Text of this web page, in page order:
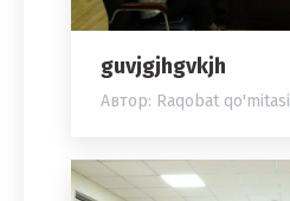
guvjgjhgvkjh
Автор: Raqobat qo'mitasi